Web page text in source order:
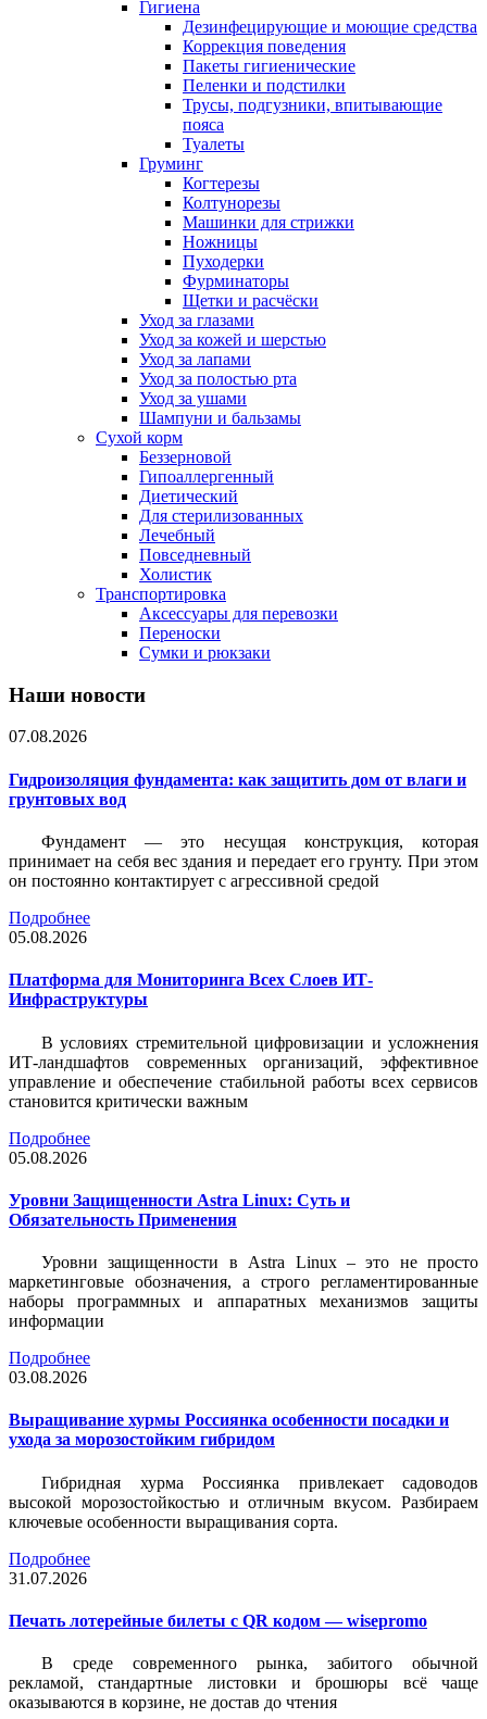
Гигиена
Дезинфецирующие и моющие средства
Коррекция поведения
Пакеты гигиенические
Пеленки и подстилки
Трусы, подгузники, впитывающие
пояса
Туалеты
Груминг
Когтерезы
Колтунорезы
Машинки для стрижки
Ножницы
Пуходерки
Фурминаторы
Щетки и расчёски
Уход за глазами
Уход за кожей и шерстью
Уход за лапами
Уход за полостью рта
Уход за ушами
Шампуни и бальзамы
Сухой корм
Беззерновой
Гипоаллергенный
Диетический
Для стерилизованных
Лечебный
Повседневный
Холистик
Транспортировка
Аксессуары для перевозки
Переноски
Сумки и рюкзаки
Наши новости
07.08.2026
Гидроизоляция фундамента: как защитить дом от влаги и
грунтовых вод
Фундамент — это несущая конструкция, которая
принимает на себя вес здания и передает его грунту. При этом
он постоянно контактирует с агрессивной средой
Подробнее
05.08.2026
Платформа для Мониторинга Всех Слоев ИТ-
Инфраструктуры
В условиях стремительной цифровизации и усложнения
ИТ-ландшафтов современных организаций, эффективное
управление и обеспечение стабильной работы всех сервисов
становится критически важным
Подробнее
05.08.2026
Уровни Защищенности Astra Linux: Суть и
Обязательность Применения
Уровни защищенности в Astra Linux – это не просто
маркетинговые обозначения, а строго регламентированные
наборы программных и аппаратных механизмов защиты
информации
Подробнее
03.08.2026
Выращивание хурмы Россиянка особенности посадки и
ухода за морозостойким гибридом
Гибридная хурма Россиянка привлекает садоводов
высокой морозостойкостью и отличным вкусом. Разбираем
ключевые особенности выращивания сорта.
Подробнее
31.07.2026
Печать лотерейные билеты c QR кодом — wisepromo
В среде современного рынка, забитого обычной
рекламой, стандартные листовки и брошюры всё чаще
оказываются в корзине, не достав до чтения